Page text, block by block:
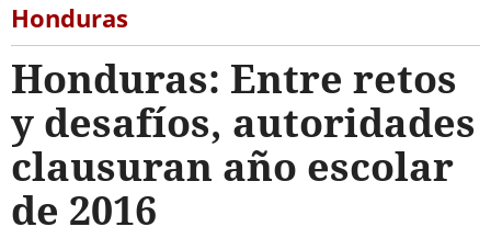
Honduras
Honduras: Entre retos
y desafíos, autoridades
clausuran año escolar
de 2016